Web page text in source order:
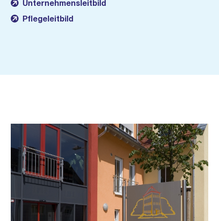
Unternehmensleitbild
Pflegeleitbild